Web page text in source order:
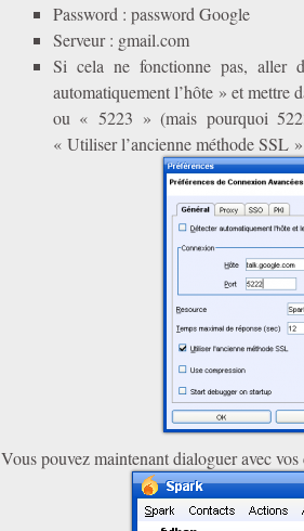
Password : password Google
Serveur : gmail.com
Si cela ne fonctionne pas, aller
automatiquement l’hôte » et
ou « 5223 » (mais pourquoi
« Utiliser l’ancienne méthode SSL
Vous pouvez maintenant dialoguer avec vos